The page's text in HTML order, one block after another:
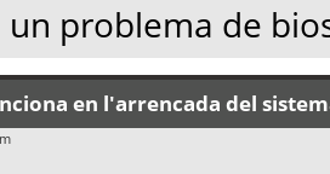
un problema de
en l'arrencada del